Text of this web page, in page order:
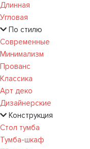
Длинная
Угловая
По стилю
Современные
Минимализм
Прованс
Классика
Арт деко
Дизайнерские
Конструкция
Стол тумба
Тумба-шкаф